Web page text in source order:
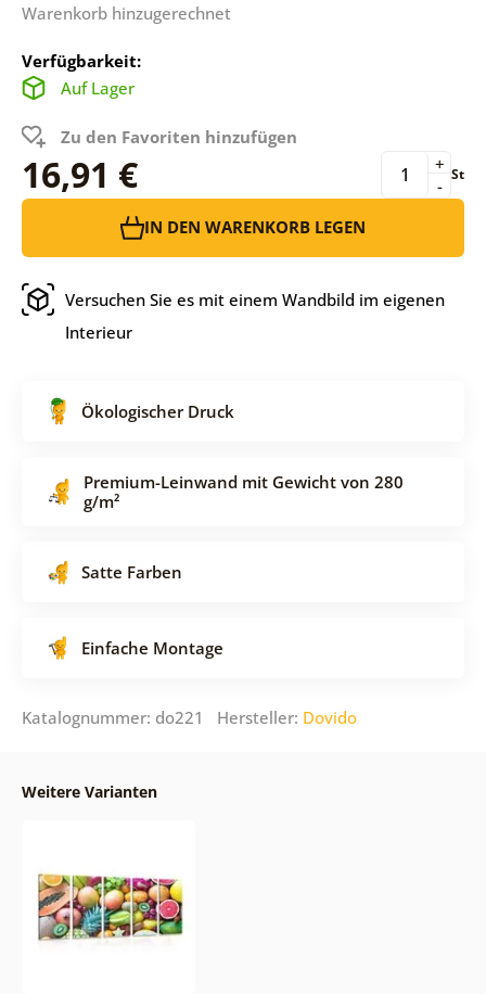
Warenkorb hinzugerechnet
Verfügbarkeit:
Auf Lager
Zu den Favoriten hinzufügen
16,91 € -
+ St
IN DEN WARENKORB LEGEN
Versuchen Sie es mit einem Wandbild im eigenen
Interieur
Ökologischer Druck
Premium-Leinwand mit Gewicht von 280
g/m²
Satte Farben
Einfache Montage
Katalognummer: do221 Hersteller: Dovido
Weitere Varianten